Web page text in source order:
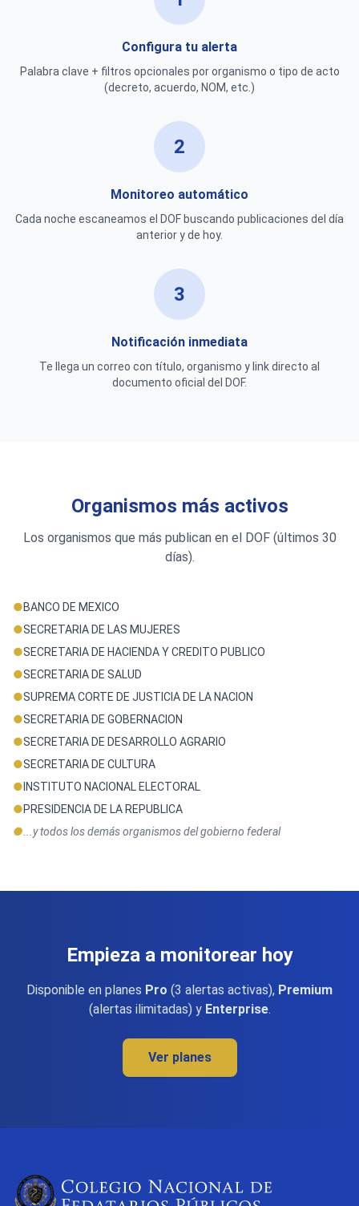
Configura tu alerta
Palabra clave + filtros opcionales por organismo o tipo de acto
(decreto, acuerdo, NOM, etc.)
2
Monitoreo automático
Cada noche escaneamos el DOF buscando publicaciones del día
anterior y de hoy.
3
Notificación inmediata
Te llega un correo con título, organismo y link directo al
documento oficial del DOF.
Organismos más activos
Los organismos que más publican en el DOF (últimos 30
días).
●BANCO DE MEXICO
●SECRETARIA DE LAS MUJERES
●SECRETARIA DE HACIENDA Y CREDITO PUBLICO
●SECRETARIA DE SALUD
●SUPREMA CORTE DE JUSTICIA DE LA NACION
●SECRETARIA DE GOBERNACION
●SECRETARIA DE DESARROLLO AGRARIO
●SECRETARIA DE CULTURA
● INSTITUTO NACIONAL ELECTORAL
●PRESIDENCIA DE LA REPUBLICA
● ...y todos los demás organismos del gobierno federal
Empieza a monitorear hoy
Disponible en planes Pro (3 alertas activas), Premium
(alertas ilimitadas) y Enterprise.
Ver planes